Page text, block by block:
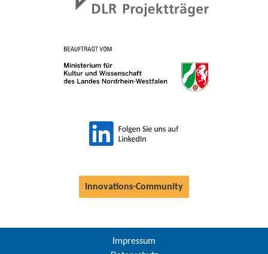
Innovations-Community
Impressum